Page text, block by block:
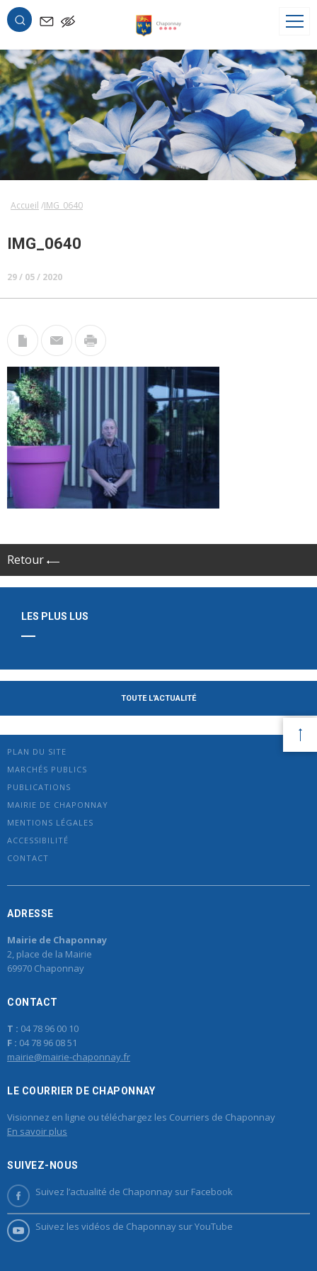
OK
Accueil IMG_0640
IMG_0640
29 / 05 / 2020
Retour
LES PLUS LUS
TOUTE L'ACTUALITÉ
PLAN DU SITE
MARCHÉS PUBLICS
PUBLICATIONS
MAIRIE DE CHAPONNAY
MENTIONS LÉGALES
ACCESSIBILITÉ
CONTACT
ADRESSE
Mairie de Chaponnay
2, place de la Mairie
69970 Chaponnay
CONTACT
T : 04 78 96 00 10
F : 04 78 96 08 51
mairie@mairie-chaponnay.fr
LE COURRIER DE CHAPONNAY
Visionnez en ligne ou téléchargez les Courriers de Chaponnay
En savoir plus
SUIVEZ-NOUS
Suivez l’actualité de Chaponnay sur Facebook
Suivez les vidéos de Chaponnay sur YouTube